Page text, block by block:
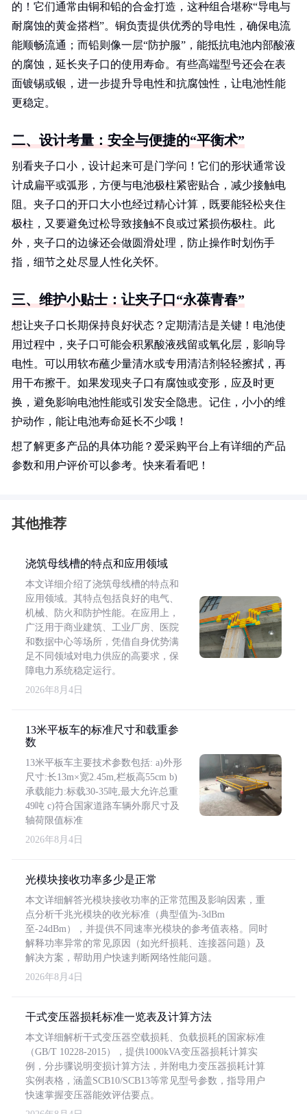
的！它们通常由铜和铅的合金打造，这种组合堪称“导电与
耐腐蚀的黄金搭档”。铜负责提供优秀的导电性，确保电流
能顺畅流通；而铅则像一层“防护服”，能抵抗电池内部酸液
的腐蚀，延长夹子口的使用寿命。有些高端型号还会在表
面镀锡或银，进一步提升导电性和抗腐蚀性，让电池性能
更稳定。
二、设计考量：安全与便捷的“平衡术”
别看夹子口小，设计起来可是门学问！它们的形状通常设
计成扁平或弧形，方便与电池极柱紧密贴合，减少接触电
阻。夹子口的开口大小也经过精心计算，既要能轻松夹住
极柱，又要避免过松导致接触不良或过紧损伤极柱。此
外，夹子口的边缘还会做圆滑处理，防止操作时划伤手
指，细节之处尽显人性化关怀。
三、维护小贴士：让夹子口“永葆青春”
想让夹子口长期保持良好状态？定期清洁是关键！电池使
用过程中，夹子口可能会积累酸液残留或氧化层，影响导
电性。可以用软布蘸少量清水或专用清洁剂轻轻擦拭，再
用干布擦干。如果发现夹子口有腐蚀或变形，应及时更
换，避免影响电池性能或引发安全隐患。记住，小小的维
护动作，能让电池寿命延长不少哦！
想了解更多产品的具体功能？爱采购平台上有详细的产品
参数和用户评价可以参考。快来看看吧！
其他推荐
浇筑母线槽的特点和应用领域
本文详细介绍了浇筑母线槽的特点和
应用领域。其特点包括良好的电气、
机械、防火和防护性能。在应用上，
广泛用于商业建筑、工业厂房、医院
和数据中心等场所，凭借自身优势满
足不同领域对电力供应的高要求，保
障电力系统稳定运行。
2026年8月4日
13米平板车的标准尺寸和载重参
数
13米平板车主要技术参数包括: a)外形
尺寸:长13m×宽2.45m,栏板高55cm b)
承载能力:标载30-35吨,最大允许总重
49吨 c)符合国家道路车辆外廓尺寸及
轴荷限值标准
2026年8月4日
光模块接收功率多少是正常
本文详细解答光模块接收功率的正常范围及影响因素，重
点分析千兆光模块的收光标准（典型值为-3dBm
至-24dBm），并提供不同速率光模块的参考值表格。同时
解释功率异常的常见原因（如光纤损耗、连接器问题）及
解决方案，帮助用户快速判断网络性能问题。
2026年8月4日
干式变压器损耗标准一览表及计算方法
本文详细解析干式变压器空载损耗、负载损耗的国家标准
（GB/T 10228-2015），提供1000kVA变压器损耗计算实
例，分步骤说明变损计算方法，并附电力变压器损耗计算
实例表格，涵盖SCB10/SCB13等常见型号参数，指导用户
快速掌握变压器能效评估要点。